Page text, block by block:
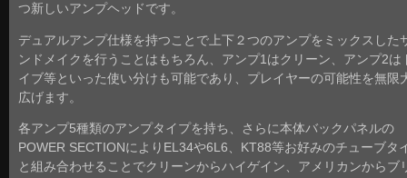
つ新しいアンプヘッドです。
デュアルアンプ仕様を持つことで上下２つのアンプをミックスした
ンドメイクを行うことはもちろん、アンプ1はクリーン、アンプ2は
イブ等といった使い分けも可能であり、プレイヤーの可能性を無限
広げます。
各アンプ5種類のアンプタイプを持ち、さらに本体バックパネルの
POWER SECTIONによりEL34や6L6、KT88等お好みのチューブタ
と組み合わせることでクリーンからハイゲイン、アメリカンからブ